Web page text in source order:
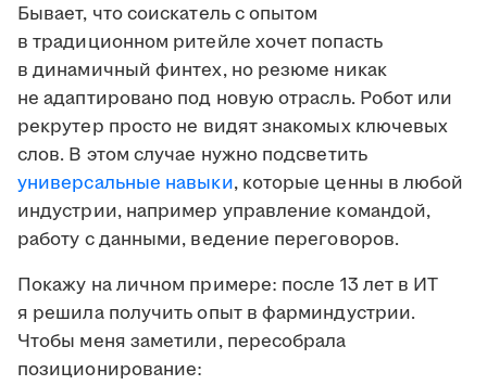
Бывает, что соискатель с опытом
в традиционном ритейле хочет попасть
в динамичный финтех, но резюме никак
не адаптировано под новую отрасль. Робот или
рекрутер просто не видят знакомых ключевых
слов. В этом случае нужно подсветить
универсальные навыки, которые ценны в любой
индустрии, например управление командой,
работу с данными, ведение переговоров.
Покажу на личном примере: после 13 лет в ИТ
я решила получить опыт в фарминдустрии.
Чтобы меня заметили, пересобрала
позиционирование: